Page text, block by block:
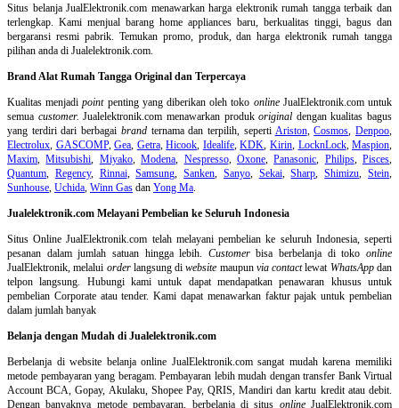
Situs belanjaJualElektronik.com menawarkan harga elektronik rumah tangga terbaik dan
terlengkap. Kami menjual barang home appliances baru, berkualitas tinggi, bagus dan
bergaransi resmi pabrik. Temukan promo, produk, dan harga elektronik rumah tangga
pilihan anda di Jualelektronik.com.
Brand Alat Rumah Tangga Original dan Terpercaya
Kualitas menjadipointpenting yang diberikan oleh toko onlineJualElektronik.com untuk
semua customer. Jualelektronik.com menawarkan produkoriginal dengan kualitas bagus
yang terdiri dari berbagai brandternama dan terpilih, seperti Ariston,Cosmos ,Denpoo
Electrolux GASCOMP,Gea Getra,Hicook Idealife,KDK Kirin, LocknLock,Maspion
Maxim ,Mitsubishi Miyako,Modena Nespresso, Oxone,Panasonic Philips, Pisces
Quantum
Regency, Rinnai,Samsung ,Sanken Sanyo, Sekai,Sharp ,Shimizu ,Stein
Sunhouse Uchida Winn Gas dan Yong Ma
Jualelektronik.com Melayani Pembelian ke Seluruh Indonesia
Situs Online JualElektronik.com telah melayani pembelian ke seluruh Indonesia, seperti
pesanan dalam jumlah satuan hingga lebih. Customerbisa berbelanja di tokoonline
JualElektronik, melalui orderlangsung diwebsite maupun via contactlewat WhatsAppdan
telpon langsung
Hubungi kami untuk dapat mendapatkan penawaran khusus untuk
pembelian Corporate atau tender. Kami dapat menawarkan faktur pajak untuk pembelian
dalam jumlah banyak
Belanja dengan Mudah di Jualelektronik.com
Berbelanja diwebsite belanja online JualElektronik.com sangat mudah karena memiliki
metode pembayaran yang beragam. Pembayaran lebih mudah dengan transfer Bank Virtual
Account BCA, Gopay, Akulaku, Shopee Pay, QRIS, Mandiri dan kartu kredit atau debit.
Dengan banyaknya metode pembayaran, berbelanja di situs onlineJualElektronik.com